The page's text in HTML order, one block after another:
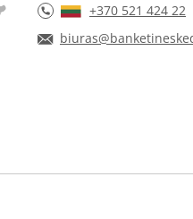
+370 521 424 22